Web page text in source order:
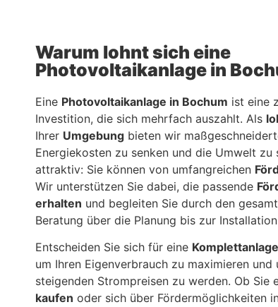
Warum lohnt sich eine
Photovoltaikanlage in
Eine Photovoltaikanlage in Bochum ist eine
Investition, die sich mehrfach auszahlt. Als
Ihrer Umgebung bieten wir
Energiekosten zu senken und die Umwelt zu
attraktiv: Sie können von umfangreichen
Wir unterstützen Sie dabei, die passende
erhalten und begleiten Sie durch den
Beratung über die Planung bis zur
Entscheiden Sie sich für eine
um Ihren Eigenverbrauch zu maximieren und
steigenden Strompreisen zu werden. Ob Sie
kaufen oder sich über Fördermöglichkeiten